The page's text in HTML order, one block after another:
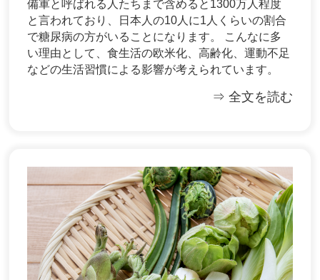
備軍と呼ばれる人たちまで含めると1300万人程度
と言われており、日本人の10人に1人くらいの割合
で糖尿病の方がいることになります。 こんなに多
い理由として、食生活の欧米化、高齢化、運動不足
などの生活習慣による影響が考えられています。
⇒ 全文を読む